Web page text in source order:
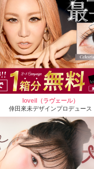
loveil（ラヴェール）
倖田來未デザインプロデュース